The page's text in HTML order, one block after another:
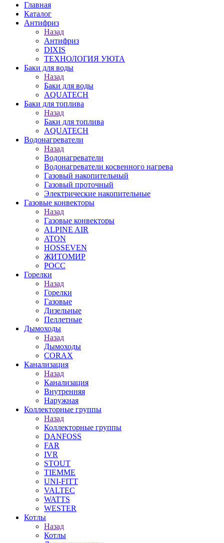
Главная
Каталог
Антифриз
Назад
Антифриз
DIXIS
ТЕХНОЛОГИЯ УЮТА
Баки для воды
Назад
Баки для воды
AQUATECH
Баки для топлива
Назад
Баки для топлива
AQUATECH
Водонагреватели
Назад
Водонагреватели
Водонагреватели косвенного нагрева
Газовый накопительный
Газовый проточный
Электрические накопительные
Газовые конвекторы
Назад
Газовые конвекторы
ALPINE AIR
ATON
HOSSEVEN
ЖИТОМИР
РОСС
Горелки
Назад
Горелки
Газовые
Дизельные
Пеллетные
Дымоходы
Назад
Дымоходы
CORAX
Канализация
Назад
Канализация
Внутренняя
Наружная
Коллекторные группы
Назад
Коллекторные группы
DANFOSS
FAR
IVR
STOUT
TIEMME
UNI-FITT
VALTEC
WATTS
WESTER
Котлы
Назад
Котлы